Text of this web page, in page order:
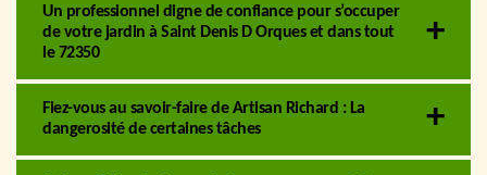
Un professionnel digne de confiance pour s’occuper
de votre jardin à Saint Denis D Orques et dans tout
le 72350
Fiez-vous au savoir-faire de Artisan Richard : La
dangerosité de certaines tâches